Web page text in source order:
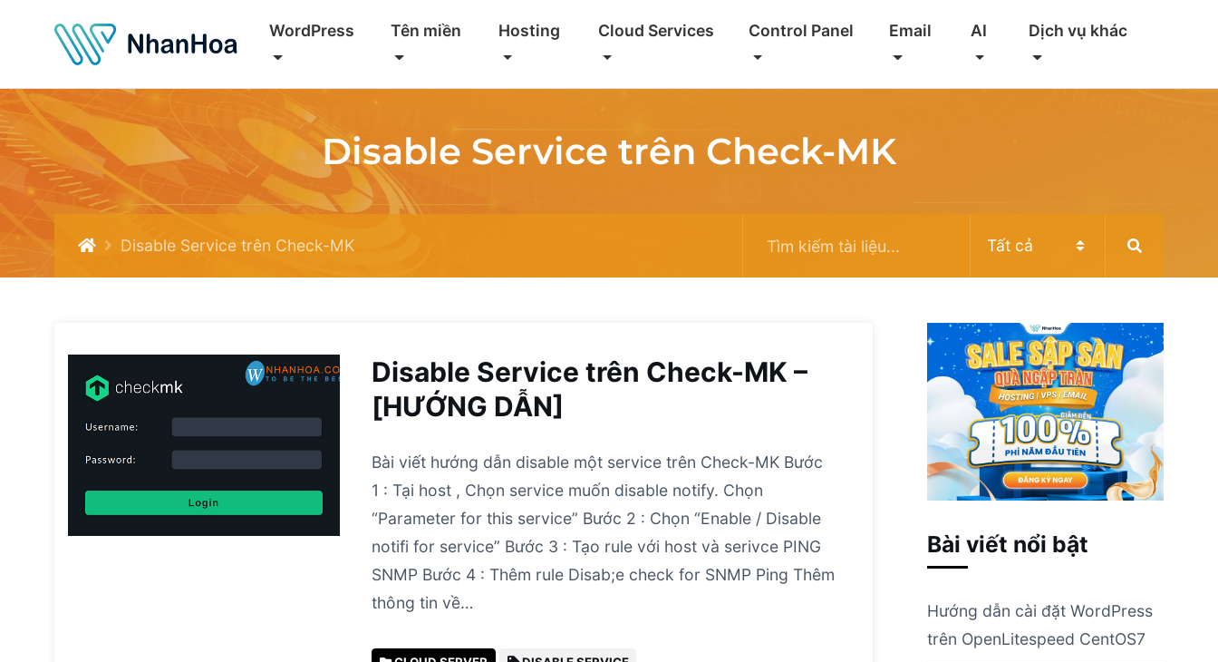
WordPress Tên miền Hosting Cloud Services Control Panel Email AI Dịch vụ khác
Disable Service trên Check-MK
Disable Service trên Check-MK
Disable Service trên Check-MK –
[HƯỚNG DẪN]
Bài viết hướng dẫn disable một service trên Check-MK Bước
1 : Tại host , Chọn service muốn disable notify. Chọn
“Parameter for this service” Bước 2 : Chọn “Enable / Disable
notifi for service” Bước 3 : Tạo rule với host và serivce PING
SNMP Bước 4 : Thêm rule Disab;e check for SNMP Ping Thêm
thông tin về…
Bài viết nổi bật
Hướng dẫn cài đặt WordPress
trên OpenLitespeed CentOS7